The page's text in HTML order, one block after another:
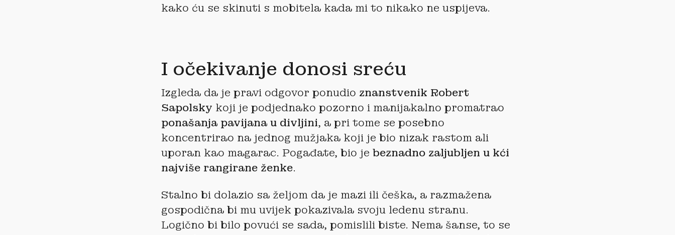
kako ću se skinuti s mobitela kada mi to nikako ne uspijeva.
I očekivanje donosi sreću
Izgleda da je pravi odgovor ponudio znanstvenik Robert
Sapolsky koji je podjednako pozorno i manijakalno promatrao
ponašanja pavijana u divljini, a pri tome se posebno
koncentrirao na jednog mužjaka koji je bio nizak rastom ali
uporan kao magarac. Pogađate, bio je beznadno zaljubljen u kći
najviše rangirane ženke.
Stalno bi dolazio sa željom da je mazi ili češka, a razmažena
gospodična bi mu uvijek pokazivala svoju ledenu stranu.
Logično bi bilo povući se sada, pomislili biste. Nema šanse, to se